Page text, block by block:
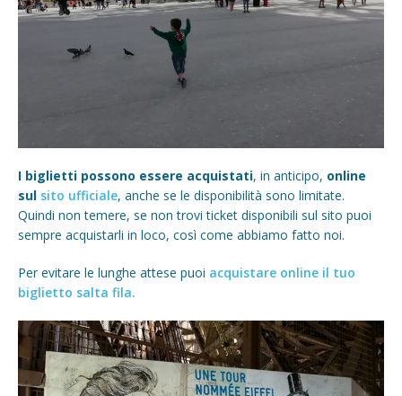
I biglietti possono essere acquistati, in anticipo, online
sul sito ufficiale, anche se le disponibilità sono limitate.
Quindi non temere, se non trovi ticket disponibili sul sito puoi
sempre acquistarli in loco, così come abbiamo fatto noi.
Per evitare le lunghe attese puoi acquistare online il tuo
biglietto salta fila.